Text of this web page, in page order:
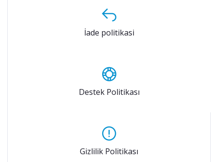
İade politikasi
Destek Politikası
Gizlilik Politikası